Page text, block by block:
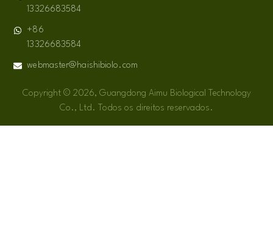
13326683584
+86
13326683584
webmaster@haishibiolo.com
Copyright © 2026, Guangdong Aimu Biological Technology
Co., Ltd. Todos os direitos reservados.